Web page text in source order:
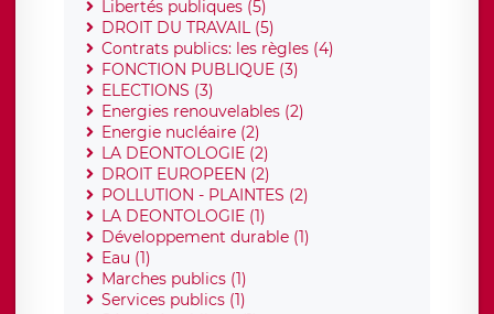
Libertés publiques (5)
DROIT DU TRAVAIL (5)
Contrats publics: les règles (4)
FONCTION PUBLIQUE (3)
ELECTIONS (3)
Energies renouvelables (2)
Energie nucléaire (2)
LA DEONTOLOGIE (2)
DROIT EUROPEEN (2)
POLLUTION - PLAINTES (2)
LA DEONTOLOGIE (1)
Développement durable (1)
Eau (1)
Marches publics (1)
Services publics (1)